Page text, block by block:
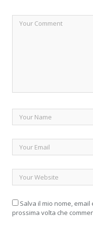
Salva il mio nome,
prossima volta che